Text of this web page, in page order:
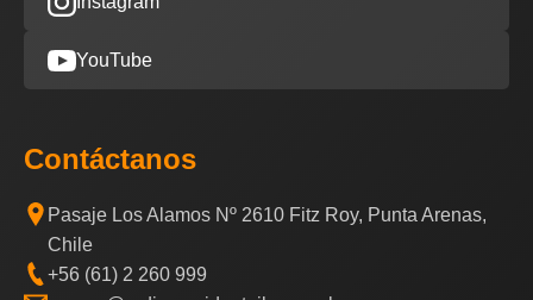
YouTube
Contáctanos
Pasaje Los Alamos Nº 2610 Fitz Roy, Punta Arenas,
Chile
+56 (61) 2 260 999